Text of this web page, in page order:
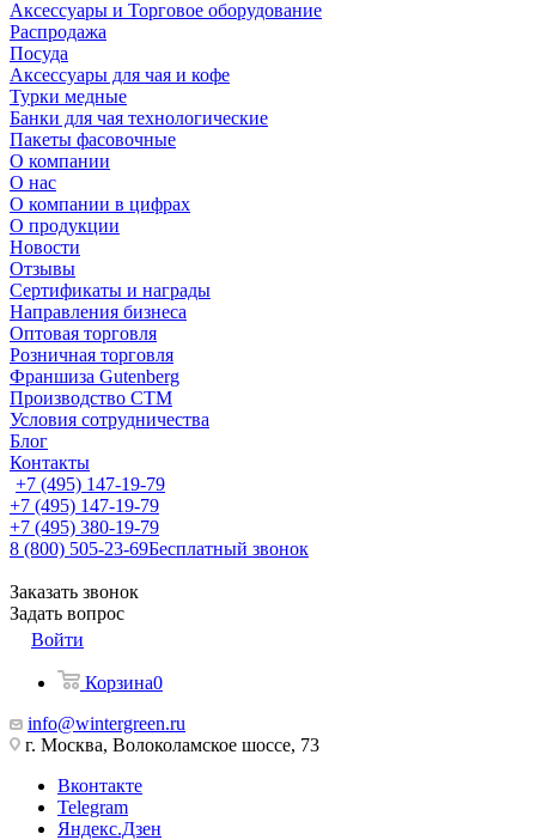
Аксессуары и Торговое оборудование
Распродажа
Посуда
Аксессуары для чая и кофе
Турки медные
Банки для чая технологические
Пакеты фасовочные
О компании
О нас
О компании в цифрах
О продукции
Новости
Отзывы
Сертификаты и награды
Направления бизнеса
Оптовая торговля
Розничная торговля
Франшиза Gutenberg
Производство СТМ
Условия сотрудничества
Блог
Контакты
+7 (495) 147-19-79
+7 (495) 147-19-79
+7 (495) 380-19-79
8 (800) 505-23-69Бесплатный звонок
Заказать звонок
Задать вопрос
Войти
Корзина0
info@wintergreen.ru
г. Москва, Волоколамское шоссе, 73
Вконтакте
Telegram
Яндекс.Дзен